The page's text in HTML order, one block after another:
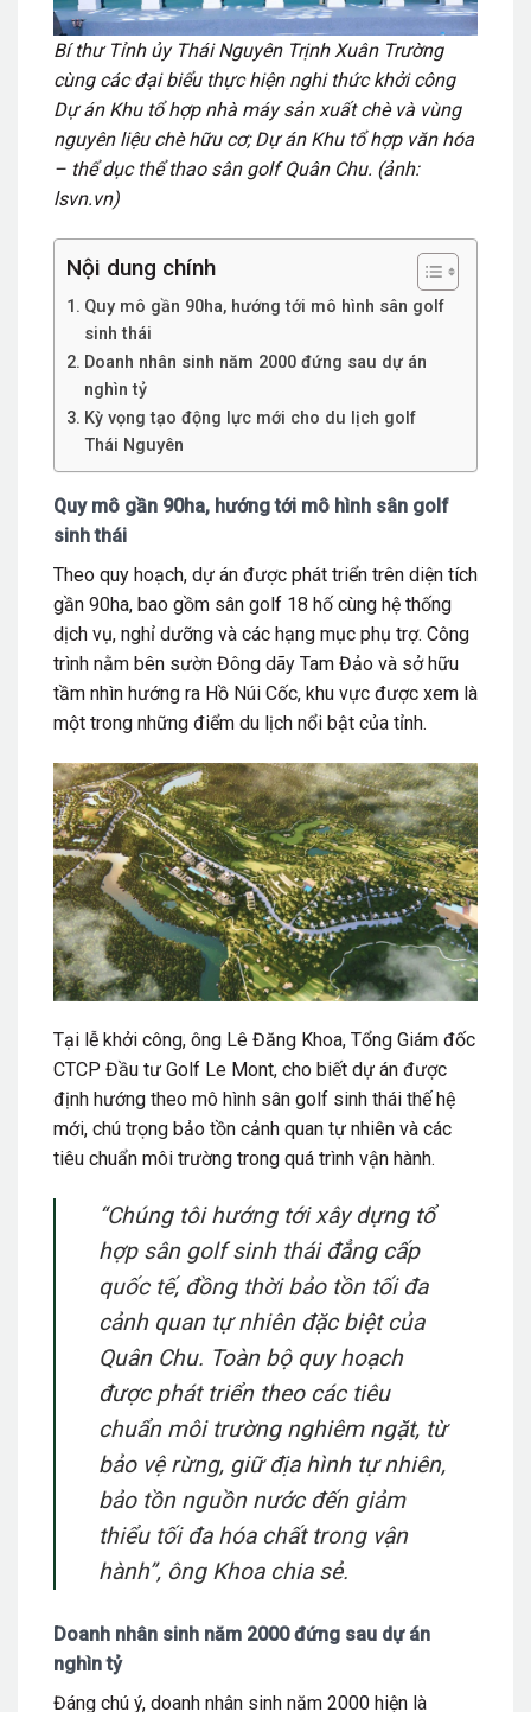
Bí thư Tỉnh ủy Thái Nguyên Trịnh Xuân Trường
cùng các đại biểu thực hiện nghi thức khởi công
Dự án Khu tổ hợp nhà máy sản xuất chè và vùng
nguyên liệu chè hữu cơ; Dự án Khu tổ hợp văn hóa
– thể dục thể thao sân golf Quân Chu. (ảnh:
lsvn.vn)
Nội dung chính
Quy mô gần 90ha, hướng tới mô hình sân golf
sinh thái
Doanh nhân sinh năm 2000 đứng sau dự án
nghìn tỷ
Kỳ vọng tạo động lực mới cho du lịch golf
Thái Nguyên
Quy mô gần 90ha, hướng tới mô hình sân golf
sinh thái
Theo quy hoạch, dự án được phát triển trên diện tích
gần 90ha, bao gồm sân golf 18 hố cùng hệ thống
dịch vụ, nghỉ dưỡng và các hạng mục phụ trợ. Công
trình nằm bên sườn Đông dãy Tam Đảo và sở hữu
tầm nhìn hướng ra Hồ Núi Cốc, khu vực được xem là
một trong những điểm du lịch nổi bật của tỉnh.
Tại lễ khởi công, ông Lê Đăng Khoa, Tổng Giám đốc
CTCP Đầu tư Golf Le Mont, cho biết dự án được
định hướng theo mô hình sân golf sinh thái thế hệ
mới, chú trọng bảo tồn cảnh quan tự nhiên và các
tiêu chuẩn môi trường trong quá trình vận hành.
“Chúng tôi hướng tới xây dựng tổ
hợp sân golf sinh thái đẳng cấp
quốc tế, đồng thời bảo tồn tối đa
cảnh quan tự nhiên đặc biệt của
Quân Chu. Toàn bộ quy hoạch
được phát triển theo các tiêu
chuẩn môi trường nghiêm ngặt, từ
bảo vệ rừng, giữ địa hình tự nhiên,
bảo tồn nguồn nước đến giảm
thiểu tối đa hóa chất trong vận
hành”, ông Khoa chia sẻ.
Doanh nhân sinh năm 2000 đứng sau dự án
nghìn tỷ
Đáng chú ý, doanh nhân sinh năm 2000 hiện là